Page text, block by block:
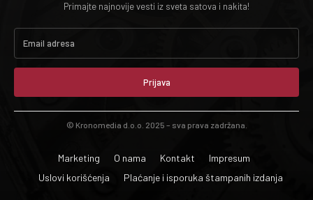
Primajte najnovije vesti iz sveta satova i nakita!
Prijava
© Kronomedia d.o.o. 2025 – sva prava zadržana.
Marketing O nama Kontakt
Impresum
Uslovi korišćenja
Plaćanje i isporuka štampanih izdanja